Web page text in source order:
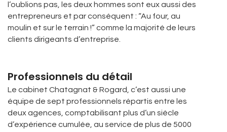
l’oublions pas, les deux hommes sont eux aussi des
entrepreneurs et par conséquent : “Au four, au
moulin et sur le terrain !” comme la majorité de leurs
clients dirigeants d’entreprise.
Professionnels du détail
Le cabinet Chatagnat & Rogard, c’est aussi une
équipe de sept professionnels répartis entre les
deux agences, comptabilisant plus d’un siècle
d’expérience cumulée, au service de plus de 5000